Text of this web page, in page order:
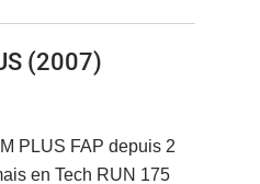
actuellement !
(2007)
PLUS FAP depuis 2
en Tech RUN 175